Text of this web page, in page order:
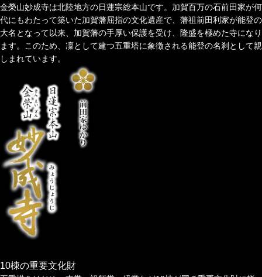
金榮山妙成寺は北陸地方の日蓮宗総本山です。加賀百万の石前田家が何
代にもわたって築いた加賀藩屈指の文化遺産で、藩祖前田利家が能登の
大名となって以来、加賀藩の手厚い保護を受け、隆盛を極めた寺になり
ます。このため、凜として建つ五重塔に象徴される能登の名刹として親
しまれています。
10棟の重要文化財